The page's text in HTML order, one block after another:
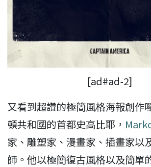
[ad#ad-2]
又看到超讚的極簡風格海報創作
頓共和國的首都史高比耶，
家、雕塑家、漫畫家、插畫家以
師。他以極簡復古風格以及簡單